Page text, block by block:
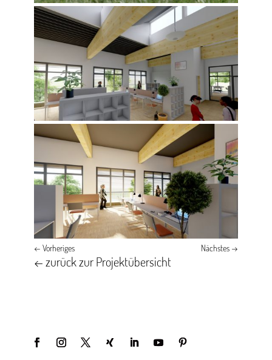
← Vorheriges Nächstes →
← zurück zur Projektübersicht